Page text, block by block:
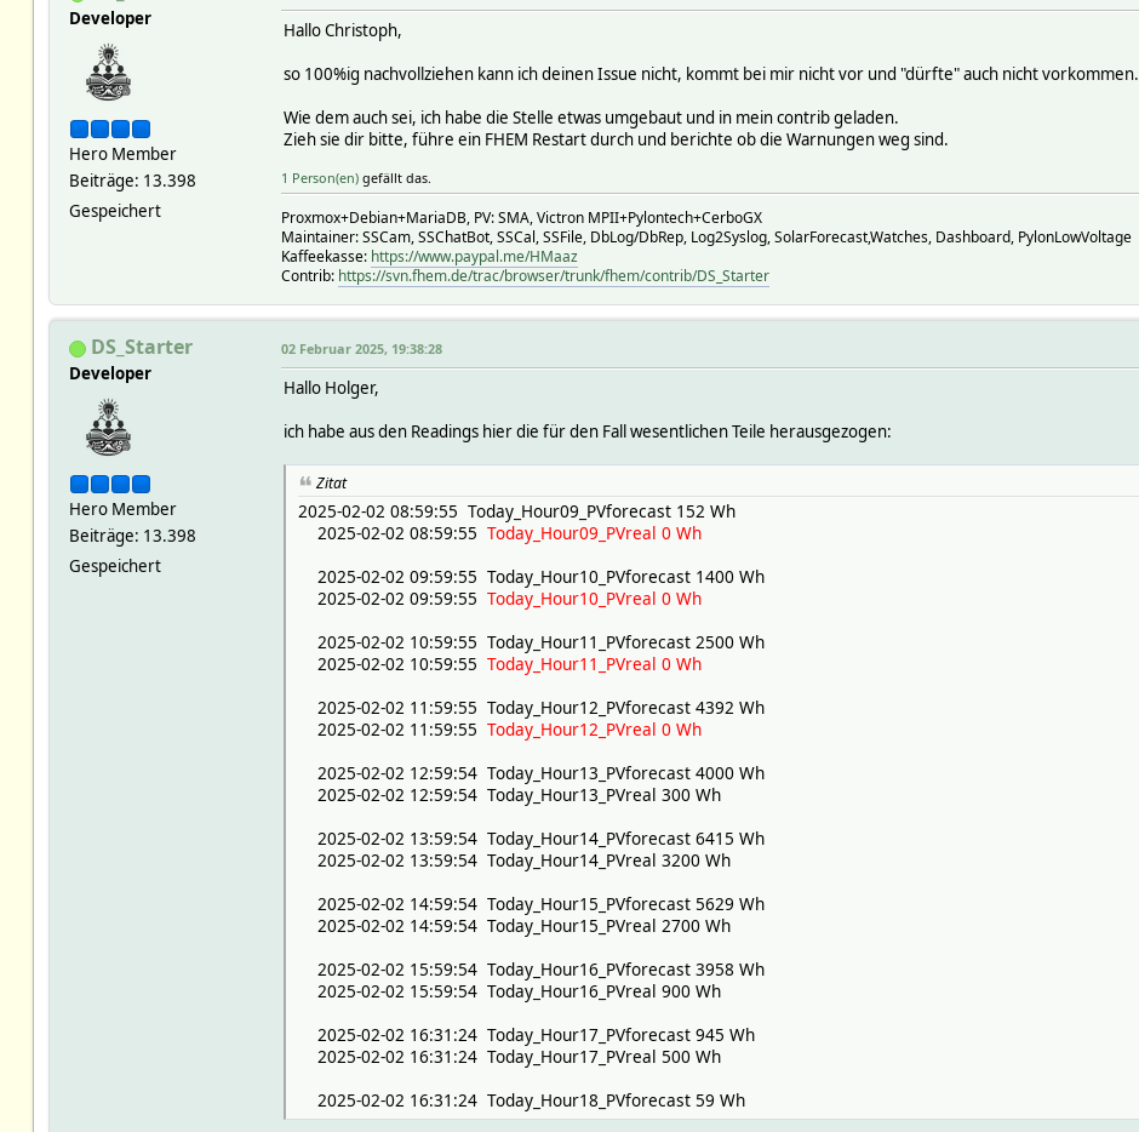
VERSION_API unused
VERSION_CTZ 1.0.0
VERSION_SMUtils 1.28.3
abortFn FHEM::SolarForecast::_abortGetMessageFile
bc_pid 768
fn FHEM::SolarForecast::_retrieveMessageFile
pid DEAD:13668
telnet telnetPort_127.0.0.1_36092
terminated 1
timeout 30
block 1
name MyPVForecast
OLDREADINGS:
READINGS:
2025-02-02 16:31:24 Battery_ChargeRecommended_01 1
2025-02-02 16:31:24 Battery_ChargeRequest_01 0
2025-02-02 16:31:24 Battery_OptimumTargetSoC_01 10 %
2025-02-02 16:31:24 Current_AutarkyRate 100 %
2025-02-02 16:31:24 Current_BatCharge_01 100 %
2025-02-02 16:31:24 Current_GridConsumption 0 W
2025-02-02 16:31:24 Current_GridFeedIn 1216 W
2025-02-02 16:31:24 Current_PowerBatIn_01 0 W
2025-02-02 16:31:24 Current_PowerBatOut_01 6 W
2025-02-02 16:31:24 Current_SelfConsumptionRate 34 %
2025-02-02 16:31:24 Current_Surplus 1210 W
2025-02-02 16:00:00 LastHourPVforecast 3958 Wh
2025-02-02 16:00:00 LastHourPVreal 900 Wh
2025-02-02 16:31:24 NextHours_Sum02_PVforecast 500 Wh
2025-02-02 16:31:24 NextHours_Sum03_PVforecast 500 Wh
2025-02-02 16:31:24 NextHours_Sum04_PVforecast 500 Wh
2025-02-02 16:31:24 RestOfDayConsumptionForecast 401 Wh
2025-02-02 00:59:55 Today_Hour01_BatIn_01 0 Wh
2025-02-02 00:59:55 Today_Hour01_BatOut_01 1000 Wh
2025-02-02 00:59:55 Today_Hour01_GridFeedIn 0 Wh
2025-02-02 00:59:55 Today_Hour01_PVreal 0 Wh
2025-02-02 01:59:55 Today_Hour02_BatOut_01 500 Wh
2025-02-02 01:59:55 Today_Hour02_GridConsumption 0 Wh
Developer
Hero Member
Beiträge: 13.398
Gespeichert
Hallo Christoph,
so 100%ig nachvollziehen kann ich deinen Issue nicht, kommt bei mir nicht vor und "dürfte" auch nicht vorkommen.
Wie dem auch sei, ich habe die Stelle etwas umgebaut und in mein contrib geladen.
Zieh sie dir bitte, führe ein FHEM Restart durch und berichte ob die Warnungen weg sind.
1 Person(en)gefällt das.
Proxmox+Debian+MariaDB, PV: SMA, Victron MPII+Pylontech+CerboGX
Maintainer: SSCam, SSChatBot, SSCal, SSFile, DbLog/DbRep, Log2Syslog, SolarForecast,Watches, Dashboard, PylonLowVoltage
Kaffeekasse: https://www.paypal.me/HMaaz
Contrib: https://svn.fhem.de/trac/browser/trunk/fhem/contrib/DS_Starter
DS_Starter
Developer
Hero Member
Beiträge: 13.398
Gespeichert
02 Februar 2025, 19:38:28
Hallo Holger,
ich habe aus den Readings hier die für den Fall wesentlichen Teile herausgezogen:
Zitat
2025-02-02 08:59:55 Today_Hour09_PVforecast 152 Wh
2025-02-02 08:59:55 Today_Hour09_PVreal 0 Wh
2025-02-02 09:59:55 Today_Hour10_PVforecast 1400 Wh
2025-02-02 09:59:55 Today_Hour10_PVreal 0 Wh
2025-02-02 10:59:55 Today_Hour11_PVforecast 2500 Wh
2025-02-02 10:59:55 Today_Hour11_PVreal 0 Wh
2025-02-02 11:59:55 Today_Hour12_PVforecast 4392 Wh
2025-02-02 11:59:55 Today_Hour12_PVreal 0 Wh
2025-02-02 12:59:54 Today_Hour13_PVforecast 4000 Wh
2025-02-02 12:59:54 Today_Hour13_PVreal 300 Wh
2025-02-02 13:59:54 Today_Hour14_PVforecast 6415 Wh
2025-02-02 13:59:54 Today_Hour14_PVreal 3200 Wh
2025-02-02 14:59:54 Today_Hour15_PVforecast 5629 Wh
2025-02-02 14:59:54 Today_Hour15_PVreal 2700 Wh
2025-02-02 15:59:54 Today_Hour16_PVforecast 3958 Wh
2025-02-02 15:59:54 Today_Hour16_PVreal 900 Wh
2025-02-02 16:31:24 Today_Hour17_PVforecast 945 Wh
2025-02-02 16:31:24 Today_Hour17_PVreal 500 Wh
2025-02-02 16:31:24 Today_Hour18_PVforecast 59 Wh